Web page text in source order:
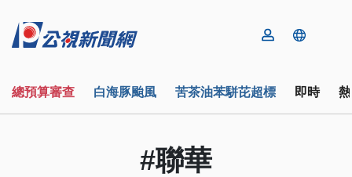
總預算審查 白海豚颱風 苦茶油苯駢芘超標 即時
#聯華